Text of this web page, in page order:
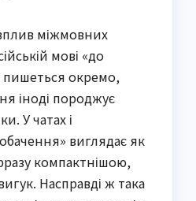
міжмовних
мові «до
окремо,
іноді породжує
У чатах і
виглядає як
компактнішою,
Насправді ж така